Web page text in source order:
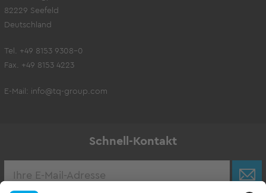
82229 Seefeld
Deutschland
Tel. +49 8153 9308-0
Fax. +49 8153 4223
E-Mail: info@tq-group.com
Schnell-Kontakt